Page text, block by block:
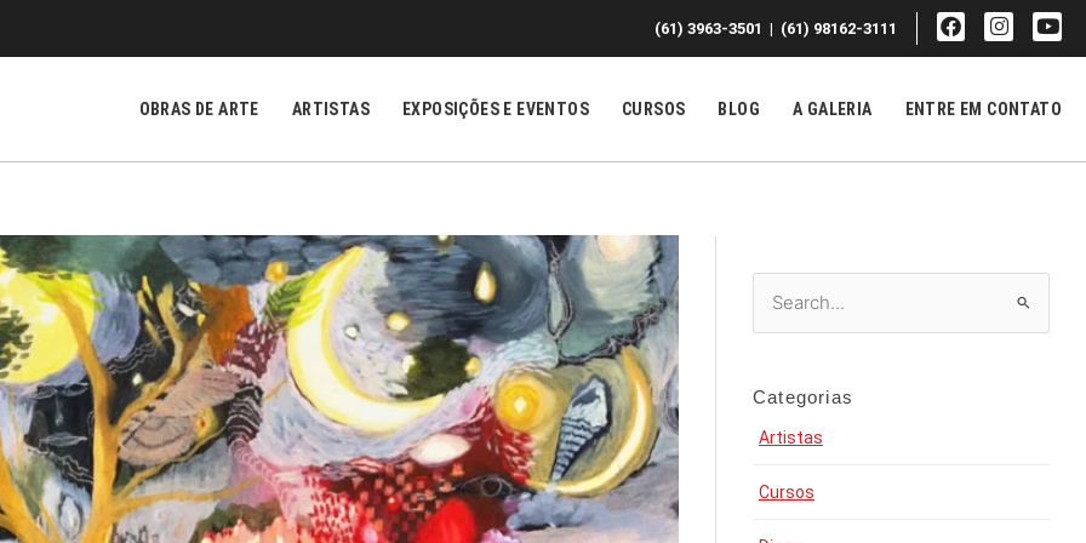
(61) 3963-3501 | (61) 98162-3111
F
a
c
b
k
I
n
s
a
a
Y
o
u
u
OBRAS DE ARTE ARTISTAS EXPOSIÇÕES E EVENTOS CURSOS BLOG A GALERIA ENTRE EM CONTATO
Pesquisar
por:
Categorias
Artistas
Cursos